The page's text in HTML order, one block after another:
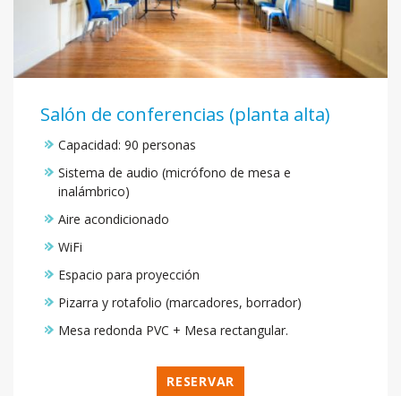
Salón de conferencias (planta alta)
Capacidad: 90 personas
Sistema de audio (micrófono de mesa e
inalámbrico)
Aire acondicionado
WiFi
Espacio para proyección
Pizarra y rotafolio (marcadores, borrador)
Mesa redonda PVC + Mesa rectangular.
RESERVAR